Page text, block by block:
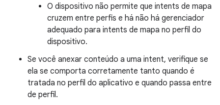
O dispositivo não permite que intents de mapa
cruzem entre perfis e há não há gerenciador
adequado para intents de mapa no perfil do
dispositivo.
Se você anexar conteúdo a uma intent, verifique se
ela se comporta corretamente tanto quando é
tratada no perfil do aplicativo e quando passa entre
de perfil.